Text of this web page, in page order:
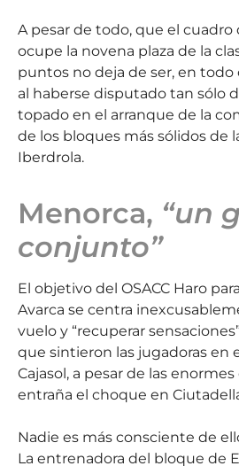
A pesar de todo, que el cuadro
ocupe la novena plaza de la
puntos no deja de ser, en todo
al haberse disputado tan sólo
topado en el arranque de la
de los bloques más sólidos de
Iberdrola.
Menorca, “un
conjunto”
El objetivo del OSACC Haro
Avarca se centra
vuelo y “recuperar
que sintieron las jugadoras en
Cajasol, a pesar de las
entraña el choque en
Nadie es más consciente de
La entrenadora del bloque de